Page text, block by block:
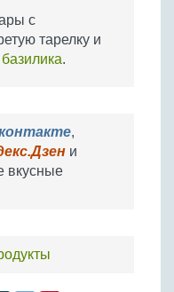
с
тарелку и
базилика.
,
и
вкусные